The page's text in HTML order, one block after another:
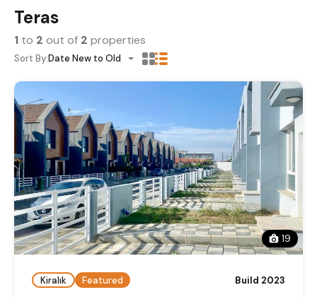
Teras
1 to 2 out of 2 properties
Sort By:Date New to Old
19
Kiralık Featured Build 2023